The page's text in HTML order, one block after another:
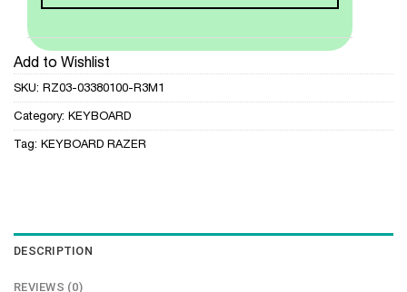
Add to Wishlist
SKU: RZ03-03380100-R3M1
Category: KEYBOARD
Tag: KEYBOARD RAZER
DESCRIPTION
REVIEWS (0)